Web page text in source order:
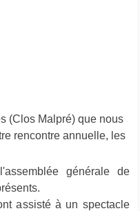
(Clos Malpré) que nous
rencontre annuelle, les
générale de
assisté à un spectacle